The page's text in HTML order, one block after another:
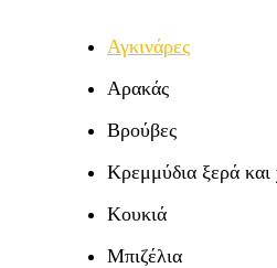
Αγκινάρες
Αρακάς
Βρούβες
Κρεμμύδια ξερά
Κουκιά
Μπιζέλια